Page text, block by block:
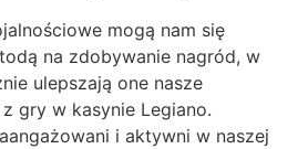
mogą nam się
na zdobywanie nagród, w
ulepszają one nasze
gry w kasynie Legiano.
i aktywni w naszej